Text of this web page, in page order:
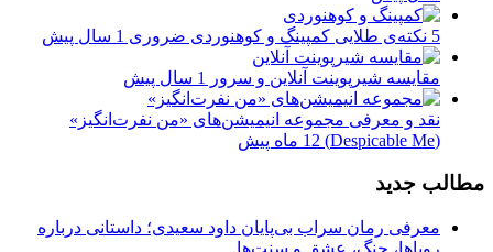
5 نکته‌ی طلایی کمپینگ و کوهنوردی ضروری 1 سال پیش
مقایسه شیرپوینت آنلاین و سرور 1 سال پیش
نقد و معرفی مجموعه انیمیشن‌های «من نفرت‌انگیز»
(Despicable Me)
12 ماه پیش
مطالب جدید
معرفی رمان سراب بی‌پایان داود سعیدی؛ داستانی درباره
رویاها، جنگ، عشق و سنت‌ها